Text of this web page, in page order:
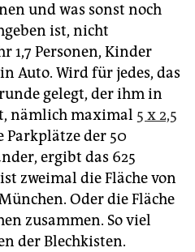
und was sonst noch
ist, nicht
1,7 Personen, Kinder
Auto. Wird für jedes, das
gelegt, der ihm in
nämlich maximal 5 x 2,5
Parkplätze der 50
ergibt das 625
zweimal die Fläche von
Oder die Fläche
zusammen. So viel
der Blechkisten.